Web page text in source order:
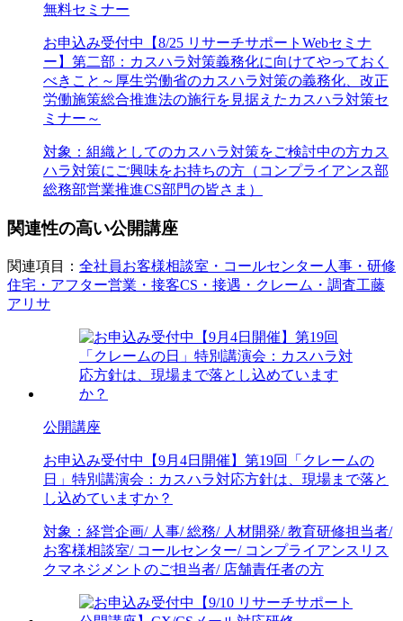
無料セミナー
お申込み受付中
【8/25 リサーチサポートWebセミナ
ー】第二部：カスハラ対策義務化に向けてやっておく
べきこと～厚生労働省のカスハラ対策の義務化、改正
労働施策総合推進法の施行を見据えたカスハラ対策セ
ミナー～
対象： 組織としてのカスハラ対策をご検討中の方カス
ハラ対策にご興味をお持ちの方（コンプライアンス部
総務部営業推進CS部門の皆さま）
関連性の高い公開講座
関連項目： 全社員お客様相談室・コールセンター 人事・研修
住宅・アフター営業・接客CS・接遇・クレーム・調査工藤
アリサ
公開講座
お申込み受付中
【9月4日開催】第19回「クレームの
日」特別講演会：カスハラ対応方針は、現場まで落と
し込めていますか？
対象： 経営企画/ 人事/ 総務/ 人材開発/ 教育研修担当者/
お客様相談室/ コールセンター/ コンプライアンス リス
クマネジメントのご担当者/ 店舗責任者の方